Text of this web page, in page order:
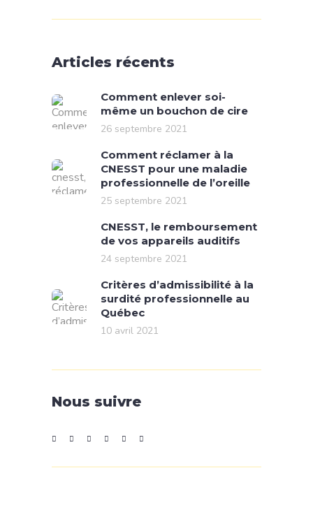
Articles récents
Comment enlever soi-
même un bouchon de cire
26 septembre 2021
Comment réclamer à la
CNESST pour une maladie
professionnelle de l’oreille
25 septembre 2021
CNESST, le remboursement
de vos appareils auditifs
24 septembre 2021
Critères d’admissibilité à la
surdité professionnelle au
Québec
10 avril 2021
Nous suivre